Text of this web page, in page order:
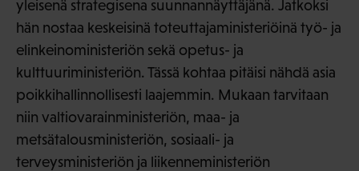
yleisenä strategisena suunnannäyttäjänä. Jatkoksi
hän nostaa keskeisinä toteuttajaministeriöinä työ- ja
elinkeinoministeriön sekä opetus- ja
kulttuuriministeriön. Tässä kohtaa pitäisi nähdä asia
poikkihallinnollisesti laajemmin. Mukaan tarvitaan
niin valtiovarainministeriön, maa- ja
metsätalousministeriön, sosiaali- ja
terveysministeriön ja liikenneministeriön